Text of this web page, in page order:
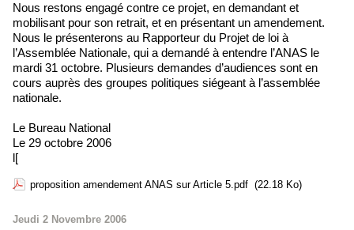
Nous restons engagé contre ce projet, en demandant et
mobilisant pour son retrait, et en présentant un amendement.
Nous le présenterons au Rapporteur du Projet de loi à
l’Assemblée Nationale, qui a demandé à entendre l’ANAS le
mardi 31 octobre. Plusieurs demandes d’audiences sont en
cours auprès des groupes politiques siégeant à l’assemblée
nationale.
Le Bureau National
Le 29 octobre 2006
l[
proposition amendement ANAS sur Article 5.pdf (22.18 Ko)
Jeudi 2 Novembre 2006